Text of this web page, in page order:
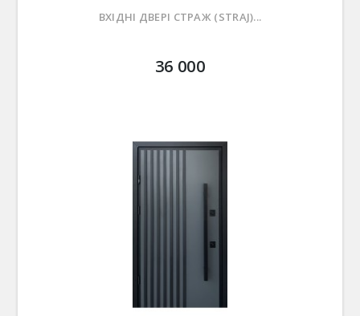
ВХІДНІ ДВЕРІ СТРАЖ (STRAJ)...
36 000